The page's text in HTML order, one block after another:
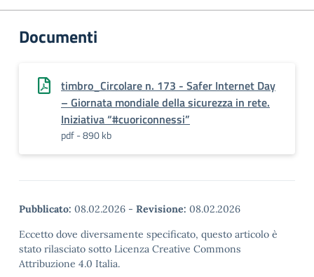
Documenti
timbro_Circolare n. 173 - Safer Internet Day
– Giornata mondiale della sicurezza in rete.
Iniziativa “#cuoriconnessi”
pdf - 890 kb
Pubblicato: 08.02.2026 - Revisione: 08.02.2026
Eccetto dove diversamente specificato, questo articolo è
stato rilasciato sotto Licenza Creative Commons
Attribuzione 4.0 Italia.